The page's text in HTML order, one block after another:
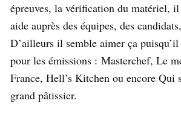
épreuves, la vérification du matériel, il
aide auprès des équipes, des
D’ailleurs il semble aimer ça
pour les émissions : Masterchef, Le
France, Hell’s Kitchen ou encore Qui
grand pâtissier.